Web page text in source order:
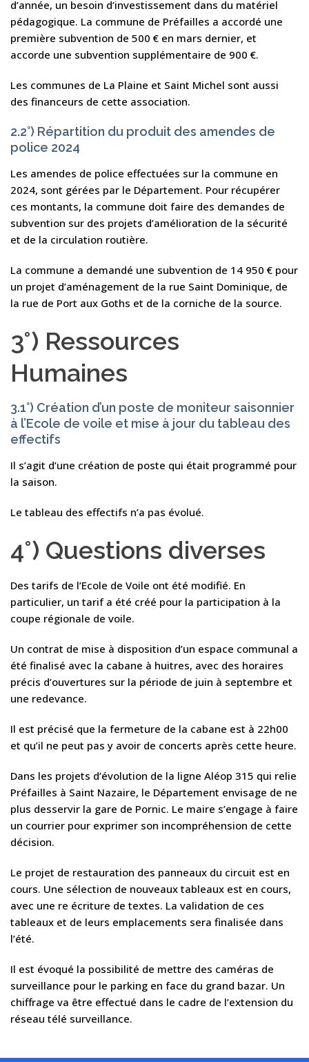
d’année, un besoin d’investissement dans du matériel
pédagogique. La commune de Préfailles a accordé une
première subvention de 500 € en mars dernier, et
accorde une subvention supplémentaire de 900 €.
Les communes de La Plaine et Saint Michel sont aussi
des financeurs de cette association.
2.2°) Répartition du produit des amendes de
police 2024
Les amendes de police effectuées sur la commune en
2024, sont gérées par le Département. Pour récupérer
ces montants, la commune doit faire des demandes de
subvention sur des projets d’amélioration de la sécurité
et de la circulation routière.
La commune a demandé une subvention de 14 950 € pour
un projet d’aménagement de la rue Saint Dominique, de
la rue de Port aux Goths et de la corniche de la source.
3°) Ressources
Humaines
3.1°) Création d’un poste de moniteur saisonnier
à l’Ecole de voile et mise à jour du tableau des
effectifs
Il s’agit d’une création de poste qui était programmé pour
la saison.
Le tableau des effectifs n’a pas évolué.
4°) Questions diverses
Des tarifs de l’Ecole de Voile ont été modifié. En
particulier, un tarif a été créé pour la participation à la
coupe régionale de voile.
Un contrat de mise à disposition d’un espace communal a
été finalisé avec la cabane à huitres, avec des horaires
précis d’ouvertures sur la période de juin à septembre et
une redevance.
Il est précisé que la fermeture de la cabane est à 22h00
et qu’il ne peut pas y avoir de concerts après cette heure.
Dans les projets d’évolution de la ligne Aléop 315 qui relie
Préfailles à Saint Nazaire, le Département envisage de ne
plus desservir la gare de Pornic. Le maire s’engage à faire
un courrier pour exprimer son incompréhension de cette
décision.
Le projet de restauration des panneaux du circuit est en
cours. Une sélection de nouveaux tableaux est en cours,
avec une re écriture de textes. La validation de ces
tableaux et de leurs emplacements sera finalisée dans
l’été.
Il est évoqué la possibilité de mettre des caméras de
surveillance pour le parking en face du grand bazar. Un
chiffrage va être effectué dans le cadre de l’extension du
réseau télé surveillance.